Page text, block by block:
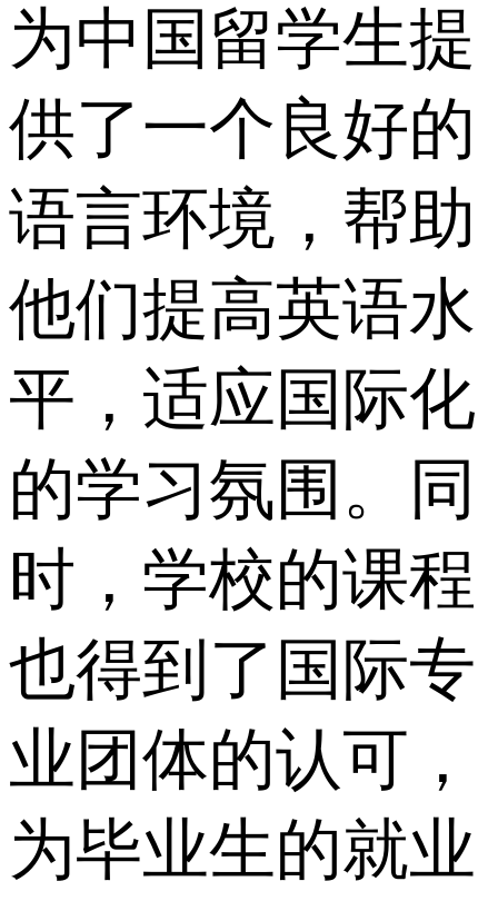
为中国留学生提
供了一个良好的
语言环境，帮助
他们提高英语水
平，适应国际化
的学习氛围。同
时，学校的课程
也得到了国际专
业团体的认可，
为毕业生的就业